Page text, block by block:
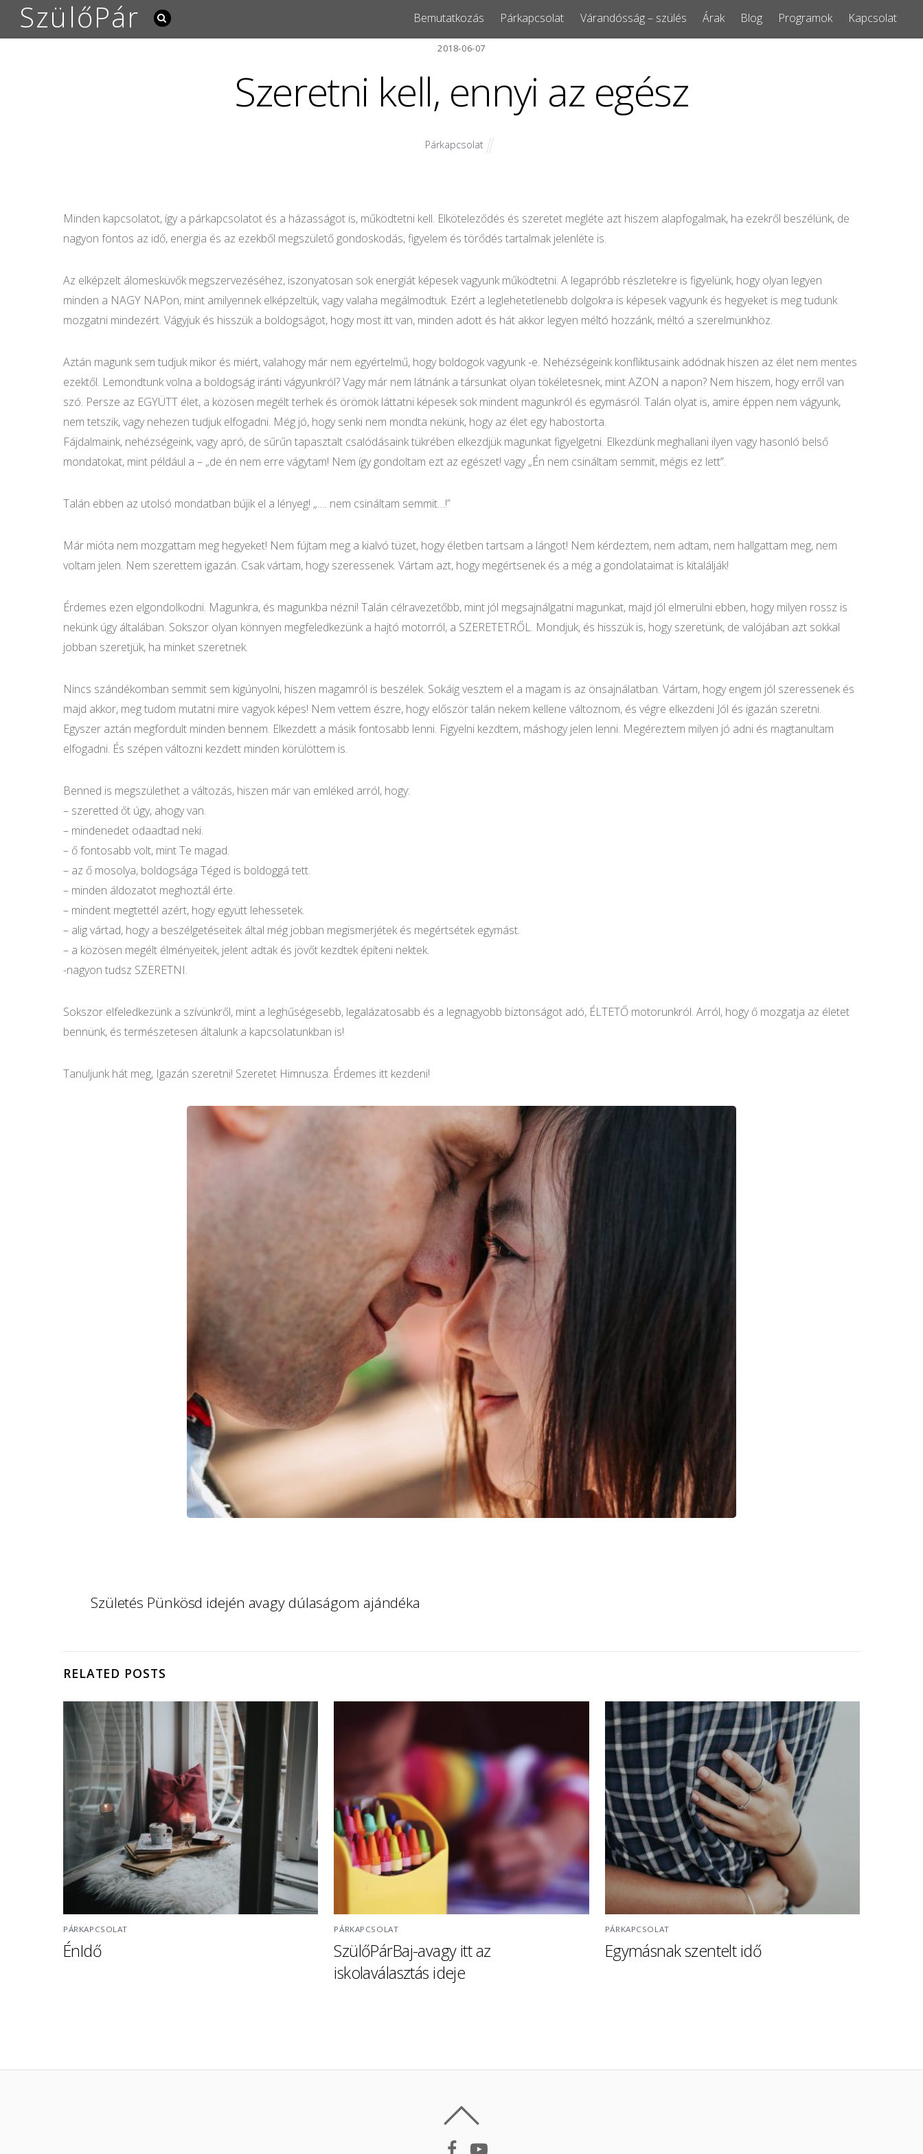
SzülőPár Bemutatkozás Párkapcsolat Várandósság – szülés Árak Blog Programok Kapcsolat
2018-06-07
Szeretni kell, ennyi az egész
Párkapcsolat
Minden kapcsolatot, így a párkapcsolatot és a házasságot is, működtetni kell. Elköteleződés és szeretet megléte azt hiszem alapfogalmak, ha ezekről beszélünk, de
nagyon fontos az idő, energia és az ezekből megszülető gondoskodás, figyelem és törődés tartalmak jelenléte is.
Az elképzelt álomesküvők megszervezéséhez, iszonyatosan sok energiát képesek vagyunk működtetni. A legapróbb részletekre is figyelünk, hogy olyan legyen
minden a NAGY NAPon, mint amilyennek elképzeltük, vagy valaha megálmodtuk. Ezért a leglehetetlenebb dolgokra is képesek vagyunk és hegyeket is meg tudunk
mozgatni mindezért. Vágyjuk és hisszük a boldogságot, hogy most itt van, minden adott és hát akkor legyen méltó hozzánk, méltó a szerelmünkhöz.
Aztán magunk sem tudjuk mikor és miért, valahogy már nem egyértelmű, hogy boldogok vagyunk -e. Nehézségeink konfliktusaink adódnak hiszen az élet nem mentes
ezektől. Lemondtunk volna a boldogság iránti vágyunkról? Vagy már nem látnánk a társunkat olyan tökéletesnek, mint AZON a napon? Nem hiszem, hogy erről van
szó. Persze az EGYÜTT élet, a közösen megélt terhek és örömök láttatni képesek sok mindent magunkról és egymásról. Talán olyat is, amire éppen nem vágyunk,
nem tetszik, vagy nehezen tudjuk elfogadni. Még jó, hogy senki nem mondta nekünk, hogy az élet egy habostorta.
Fájdalmaink, nehézségeink, vagy apró, de sűrűn tapasztalt csalódásaink tükrében elkezdjük magunkat figyelgetni. Elkezdünk meghallani ilyen vagy hasonló belső
mondatokat, mint például a – „de én nem erre vágytam! Nem így gondoltam ezt az egészet! vagy „Én nem csináltam semmit, mégis ez lett”.
Talán ebben az utolsó mondatban bújik el a lényeg! „…. nem csináltam semmit…!”
Már mióta nem mozgattam meg hegyeket! Nem fújtam meg a kialvó tüzet, hogy életben tartsam a lángot! Nem kérdeztem, nem adtam, nem hallgattam meg, nem
voltam jelen. Nem szerettem igazán. Csak vártam, hogy szeressenek. Vártam azt, hogy megértsenek és a még a gondolataimat is kitalálják!
Érdemes ezen elgondolkodni. Magunkra, és magunkba nézni! Talán célravezetőbb, mint jól megsajnálgatni magunkat, majd jól elmerülni ebben, hogy milyen rossz is
nekünk úgy általában. Sokszor olyan könnyen megfeledkezünk a hajtó motorról, a SZERETETRŐL. Mondjuk, és hisszük is, hogy szeretünk, de valójában azt sokkal
jobban szeretjük, ha minket szeretnek.
Nincs szándékomban semmit sem kigúnyolni, hiszen magamról is beszélek. Sokáig vesztem el a magam is az önsajnálatban. Vártam, hogy engem jól szeressenek és
majd akkor, meg tudom mutatni mire vagyok képes! Nem vettem észre, hogy először talán nekem kellene változnom, és végre elkezdeni Jól és igazán szeretni.
Egyszer aztán megfordult minden bennem. Elkezdett a másik fontosabb lenni. Figyelni kezdtem, máshogy jelen lenni. Megéreztem milyen jó adni és magtanultam
elfogadni. És szépen változni kezdett minden körülöttem is.
Benned is megszülethet a változás, hiszen már van emléked arról, hogy:
– szeretted őt úgy, ahogy van.
– mindenedet odaadtad neki.
– ő fontosabb volt, mint Te magad.
– az ő mosolya, boldogsága Téged is boldoggá tett.
– minden áldozatot meghoztál érte.
– mindent megtettél azért, hogy együtt lehessetek.
– alig vártad, hogy a beszélgetéseitek által még jobban megismerjétek és megértsétek egymást.
– a közösen megélt élményeitek, jelent adtak és jövőt kezdtek építeni nektek.
-nagyon tudsz SZERETNI.
Sokszor elfeledkezünk a szívünkről, mint a leghűségesebb, legalázatosabb és a legnagyobb biztonságot adó, ÉLTETŐ motorunkról. Arról, hogy ő mozgatja az életet
bennünk, és természetesen általunk a kapcsolatunkban is!
Tanuljunk hát meg, Igazán szeretni! Szeretet Himnusza. Érdemes itt kezdeni!
Születés Pünkösd idején avagy dúlaságom ajándéka
RELATED POSTS
PÁRKAPCSOLAT
ÉnIdő
PÁRKAPCSOLAT
SzülőPárBaj-avagy itt az
iskolaválasztás ideje
PÁRKAPCSOLAT
Egymásnak szentelt idő